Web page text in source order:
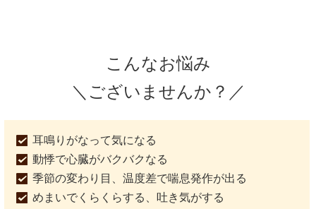
こんなお悩み
＼ございませんか？／
耳鳴りがなって気になる
動悸で心臓がバクバクなる
季節の変わり目、温度差で喘息発作が出る
めまいでくらくらする、吐き気がする